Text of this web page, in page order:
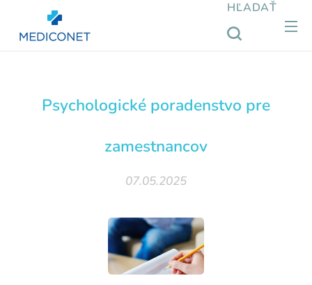
HĽADAŤ
Psychologické poradenstvo pre
zamestnancov
07.05.2025